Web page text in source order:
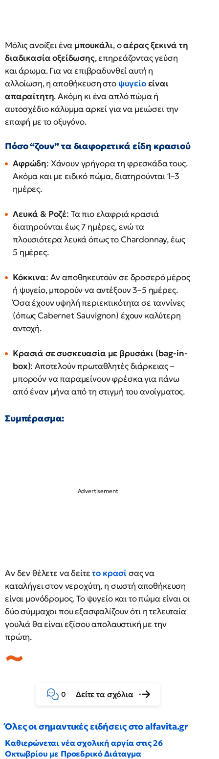
Μόλις ανοίξει ένα μπουκάλι, οαέρας ξεκινά τη
διαδικασία οξείδωσης, επηρεάζοντας γεύση
και άρωμα. Για να επιβραδυνθεί αυτή η
αλλοίωση, η αποθήκευση στο ψυγείοείναι
απαραίτητη. Ακόμη κι ένα απλό πώμα ή
αυτοσχέδιο κάλυμμα αρκεί για να μειώσει την
επαφή με το οξυγόνο.
Πόσο “ζουν” τα διαφορετικά είδη κρασιού
Αφρώδη: Χάνουν γρήγορα τη φρεσκάδα τους.
Ακόμα και με ειδικό πώμα, διατηρούνται 1–3
ημέρες.
Λευκά & Ροζέ: Τα πιο ελαφριά κρασιά
διατηρούνται έως 7 ημέρες, ενώ τα
πλουσιότερα λευκά όπως το Chardonnay, έως
5 ημέρες.
Κόκκινα: Αν αποθηκευτούν σε δροσερό μέρος
ή ψυγείο, μπορούν να αντέξουν 3–5 ημέρες.
Όσα έχουν υψηλή περιεκτικότητα σε ταννίνες
(όπως Cabernet Sauvignon) έχουν καλύτερη
αντοχή.
Κρασιά σε συσκευασία με βρυσάκι (bag-in-
box): Αποτελούν πρωταθλητές διάρκειας –
μπορούν να παραμείνουν φρέσκα για πάνω
από έναν μήνα από τη στιγμή του ανοίγματος.
Συμπέρασμα:
Αν δεν θέλετε να δείτετο κρασίσας να
καταλήγει στον νεροχύτη, η σωστή αποθήκευση
είναι μονόδρομος. Το ψυγείο και το πώμα είναι οι
δύο σύμμαχοι που εξασφαλίζουν ότι η τελευταία
γουλιά θα είναι εξίσου απολαυστική με την
πρώτη.
0 Δείτε τα σχόλια
Όλες οι σημαντικές ειδήσεις στο alfavita.gr
Καθιερώνεται νέα σχολική αργία στις 26
Οκτωβρίου με Προεδρικό Διάταγμα